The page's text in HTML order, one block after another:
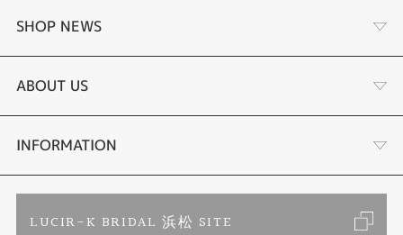
あこや真珠
黒蝶真珠
時計
色石
SHOP NEWS
個性溢れる色石の魅力
YouTube ルシルケイチャンネル
ブライダルリングサイト
ABOUT US
店舗情報・会社概要
INFORMATION
LUCIR-K BRIDAL 浜松 SITE